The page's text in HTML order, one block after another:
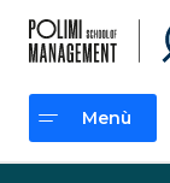
contenuto
Menù
Menù